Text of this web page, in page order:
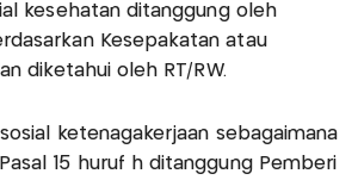
kesehatan ditanggung oleh
Kesepakatan atau
diketahui oleh RT/RW.
ketenagakerjaan sebagaimana
15 huruf h ditanggung Pemberi